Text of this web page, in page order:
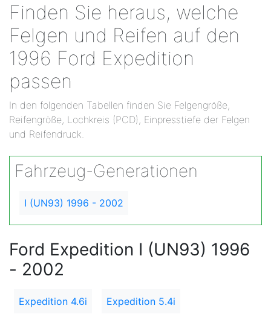
Finden Sie heraus, welche
Felgen und Reifen auf den
1996 Ford Expedition
passen
In den folgenden Tabellen finden Sie Felgengröße,
Reifengröße, Lochkreis (PCD), Einpresstiefe der Felgen
und Reifendruck.
Fahrzeug-Generationen
I (UN93) 1996 - 2002
Ford Expedition I (UN93) 1996
- 2002
Expedition 4.6i Expedition 5.4i